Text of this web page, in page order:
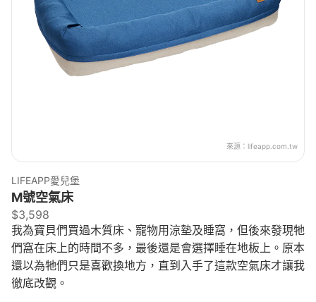
來源： lifeapp.com.tw
LIFEAPP愛兒堡
M號空氣床
$3,598
我為寶貝們買過木質床、寵物用涼墊及睡窩，但後來發現牠
們窩在床上的時間不多，最後還是會選擇睡在地板上。原本
還以為牠們只是喜歡換地方，直到入手了這款空氣床才讓我
徹底改觀。